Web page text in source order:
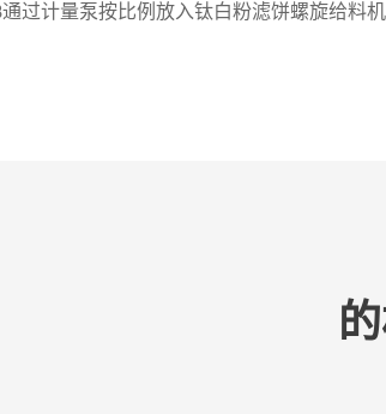
通过计量泵按比例放入钛白粉滤饼螺旋给料